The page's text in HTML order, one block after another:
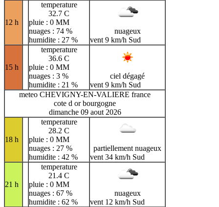
12 h
temperature
32.7 C
pluie : 0 MM
nuages : 74 %
humidite : 27 %
nuageux
vent 9 km/h Sud
15 h
temperature
36.6 C
pluie : 0 MM
nuages : 3 %
humidite : 21 %
ciel dégagé
vent 9 km/h Sud
meteo CHEVIGNY-EN-VALIERE france
cote d or bourgogne
dimanche 09 aout 2026
18 h
temperature
28.2 C
pluie : 0 MM
nuages : 27 %
humidite : 42 %
partiellement nuageux
vent 34 km/h Sud
21 h
temperature
21.4 C
pluie : 0 MM
nuages : 67 %
humidite : 62 %
nuageux
vent 12 km/h Sud